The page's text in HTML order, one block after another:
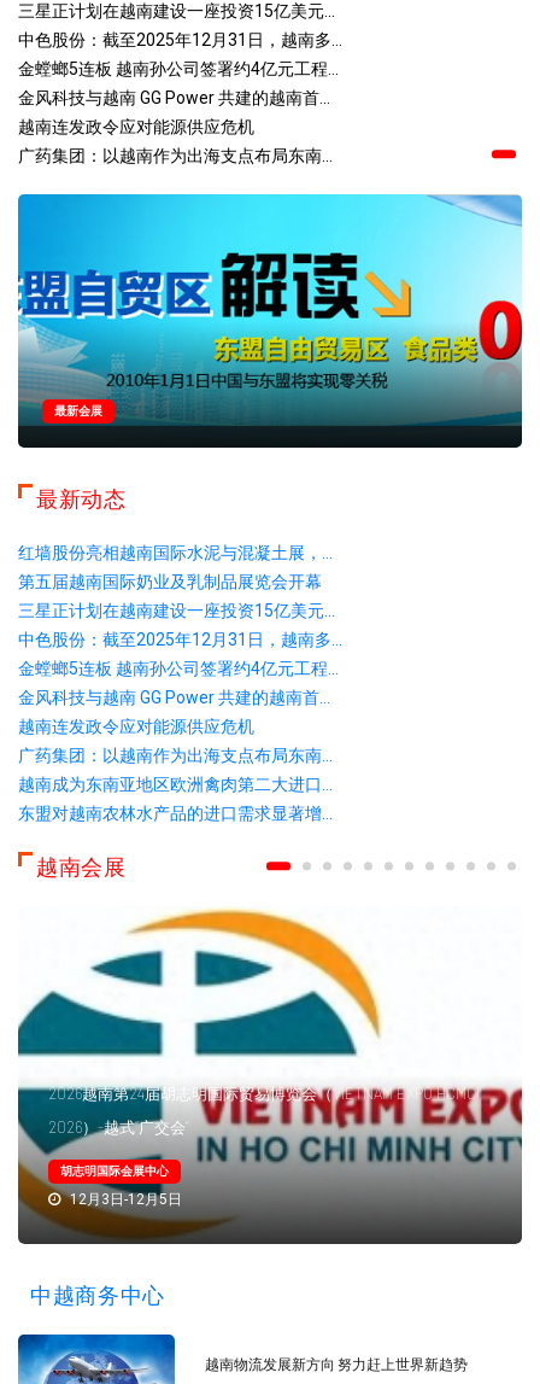
三星正计划在越南建设一座投资15亿美元...
中色股份：截至2025年12月31日，越南多...
金螳螂5连板 越南孙公司签署约4亿元工程...
金风科技与越南 GG Power 共建的越南首...
越南连发政令应对能源供应危机
广药集团：以越南作为出海支点布局东南...
最新会展
最新动态
红墙股份亮相越南国际水泥与混凝土展，...
第五届越南国际奶业及乳制品展览会开幕
三星正计划在越南建设一座投资15亿美元...
中色股份：截至2025年12月31日，越南多...
金螳螂5连板 越南孙公司签署约4亿元工程...
金风科技与越南 GG Power 共建的越南首...
越南连发政令应对能源供应危机
广药集团：以越南作为出海支点布局东南...
越南成为东南亚地区欧洲禽肉第二大进口...
东盟对越南农林水产品的进口需求显著增...
越南会展
2026越南第24届胡志明国际贸易博览会（VIETNAM EXPO HCMC
2026）-越式“广交会”
胡志明国际会展中心
12月3日-12月5日
中越商务中心
越南物流发展新方向 努力赶上世界新趋势